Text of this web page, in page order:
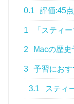
0.1 評価:45点
1 「スティ
2 Macの歴史
3 予習にお
3.1 スティ